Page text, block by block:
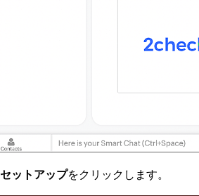
セットアップをクリックします。